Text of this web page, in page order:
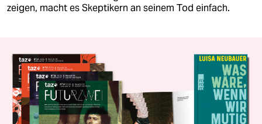
zeigen, macht es Skeptikern an seinem Tod einfach.